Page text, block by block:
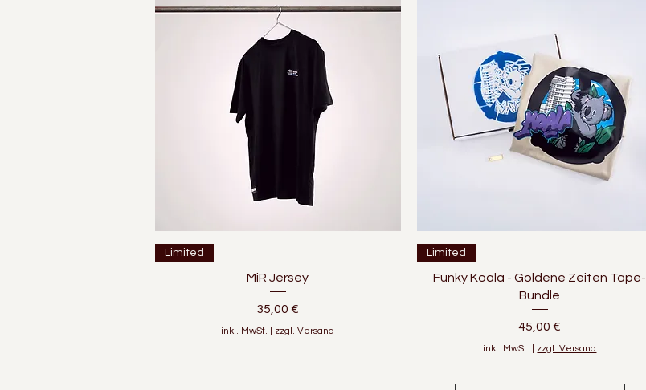
Limited
MiR Jersey
Preis
35,00 €
inkl. MwSt. zzgl. Versand
Limited
Funky Koala - Goldene Zeiten Tape-
Bundle
Preis
45,00 €
inkl. MwSt. zzgl. Versand